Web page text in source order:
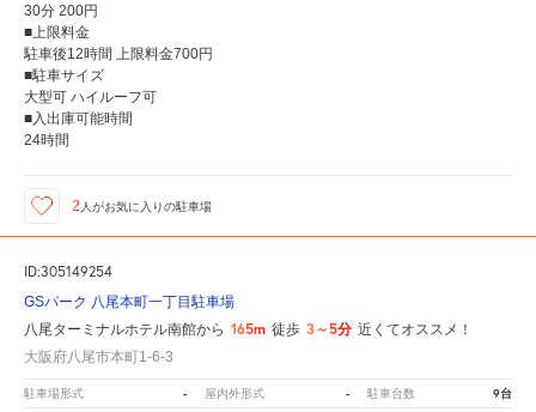
30分 200円
■上限料金
駐車後12時間 上限料金700円
■駐車サイズ
大型可 ハイルーフ可
■入出庫可能時間
24時間
2 人がお気に入りの駐車場
ID:305149254
GSパーク 八尾本町一丁目駐車場
八尾ターミナルホテル南館から 165m 徒歩 3～5分 近くてオススメ！
大阪府八尾市本町1-6-3
駐車場形式 - 屋内外形式 - 駐車台数 9台